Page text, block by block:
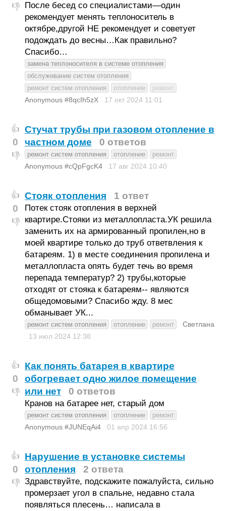
👎 После бесед со специалистами—один
рекомендует менять теплоноситель в
октябре,другой НЕ рекомендует и советует
подождать до весны…Как правильно?
Спасибо…
замена теплоносителя в системе отопления
обслуживание систем отопления
ремонт систем отопления
отопление ремонт
Anonymous #8qcIh5zX 17 окт 2024 11:01
👍
0
👎
Стучат трубы при газовом отопление в
частном доме
0 ответов
ремонт систем отопления отопление ремонт
Anonymous #cQpFgcK4 17 авг 2024 10:40
👍
0
👎
Стояк отопления 1 ответ
Потек стояк отопления в верхней
квартире.Стояки из металлопласта.УК решила
заменить их на армированный пропилен,но в
моей квартире только до труб ответвления к
батареям. 1) в месте соединения пропилена и
металлопласта опять будет течь во время
перепада температур? 2) трубы,которые
отходят от стояка к батареям-- являются
общедомовыми? Спасибо жду. 8 мес
обманывает УК...
ремонт систем отопления отопление ремонт
Светлана
13 июл 2024 12:38
👍
0
👎
Как понять батарея в квартире
обогревает одно жилое помещение
или нет
0 ответов
Кранов на батарее нет, старый дом
ремонт систем отопления отопление ремонт
Anonymous #JUNEqAi4 01 апр 2024 16:56
👍
0
👎
Нарушение в установке системы
отопления
2 ответа
Здравствуйте, подскажите пожалуйста, сильно
промерзает угол в спальне, недавно стала
появляться плесень… написала в